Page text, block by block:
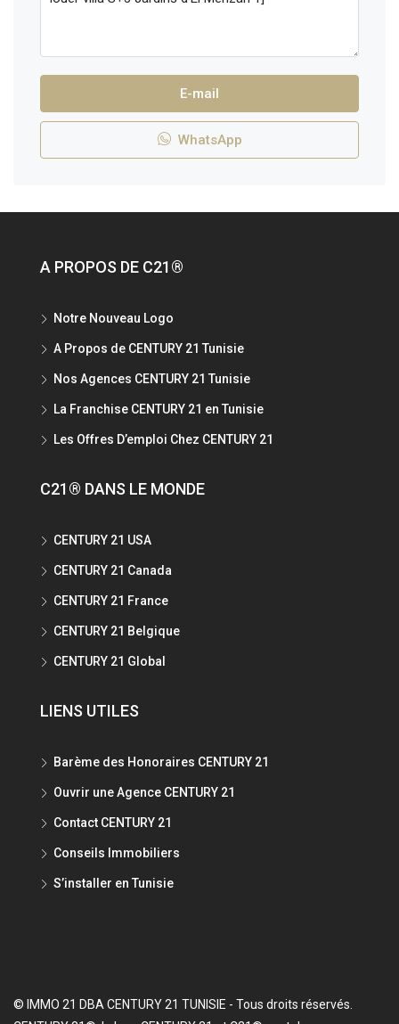
E-mail
WhatsApp
A PROPOS DE C21®
Notre Nouveau Logo
A Propos de CENTURY 21 Tunisie
Nos Agences CENTURY 21 Tunisie
La Franchise CENTURY 21 en Tunisie
Les Offres D’emploi Chez CENTURY 21
C21® DANS LE MONDE
CENTURY 21 USA
CENTURY 21 Canada
CENTURY 21 France
CENTURY 21 Belgique
CENTURY 21 Global
LIENS UTILES
Barème des Honoraires CENTURY 21
Ouvrir une Agence CENTURY 21
Contact CENTURY 21
Conseils Immobiliers
S’installer en Tunisie
© IMMO 21 DBA CENTURY 21 TUNISIE - Tous droits réservés.